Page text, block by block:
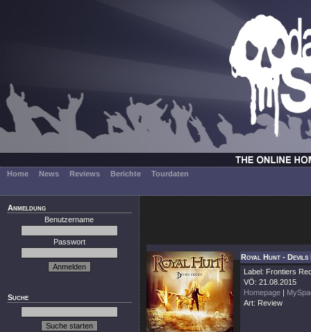
Home News Reviews Berichte Tourdaten
Anmeldung
Benutzername
Passwort
Suche
Royal Hunt - Devils
Label: Frontiers
VÖ: 21.08.2015
Homepage |
Art: Review